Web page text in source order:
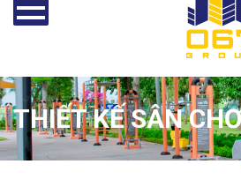
THIẾT KẾ SÂN